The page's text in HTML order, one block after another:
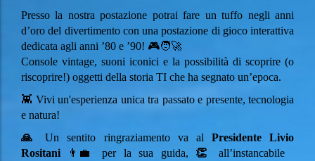
Presso la nostra postazione potrai fare un tuffo negli anni
d’oro del divertimento con una postazione di gioco interattiva
dedicata agli anni ’80 e ’90! 🎮🧑‍🚀
Console vintage, suoni iconici e la possibilità di scoprire (o
riscoprire!) oggetti della storia TI che ha segnato un’epoca.
👾 Vivi un'esperienza unica tra passato e presente, tecnologia
e natura!
🙏Un sentito ringraziamento va al Presidente Livio
Rositani 👨‍💼 per la sua guida, 👏all’instancabile